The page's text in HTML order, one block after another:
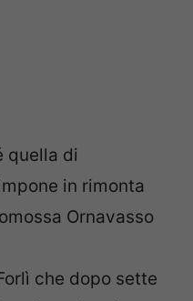
quella di
in rimonta
Ornavasso
che dopo sette